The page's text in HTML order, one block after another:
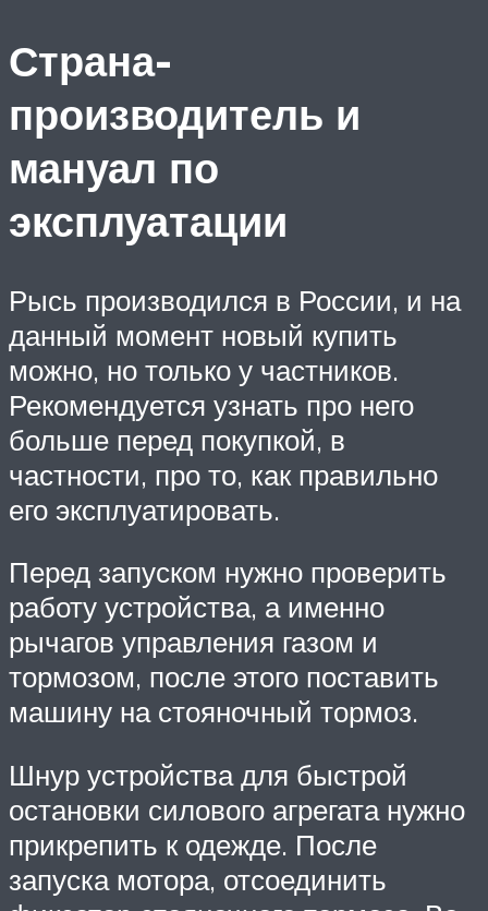
Страна-
производитель и
мануал по
эксплуатации
Рысь производился в России, и на
данный момент новый купить
можно, но только у частников.
Рекомендуется узнать про него
больше перед покупкой, в
частности, про то, как правильно
его эксплуатировать.
Перед запуском нужно проверить
работу устройства, а именно
рычагов управления газом и
тормозом, после этого поставить
машину на стояночный тормоз.
Шнур устройства для быстрой
остановки силового агрегата нужно
прикрепить к одежде. После
запуска мотора, отсоединить